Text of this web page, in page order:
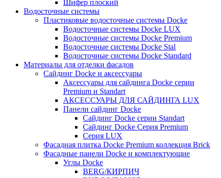
Шифер плоский
Водосточные системы
Пластиковые водосточные системы Docke
Водосточные системы Docke LUX
Водосточные системы Docke Premium
Водосточные системы Docke Stal
Водосточные системы Docke Standard
Материалы для отделки фасадов
Сайдинг Docke и аксессуары
Аксессуары для сайдинга Docke серии
Premium и Standart
АКСЕССУАРЫ ДЛЯ САЙДИНГА LUX
Панели сайдинг Docke
Cайдинг Docke серии Standart
Сайдинг Docke Серия Premium
Серия LUX
Фасадная плитка Docke Premium коллекция Brick
Фасадные панели Docke и комплектующие
Углы Docke
BERG/КИРПИЧ